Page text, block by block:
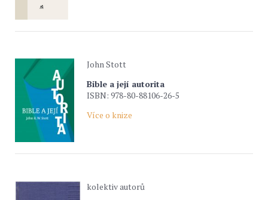
John Stott
Bible a její autorita
ISBN: 978-80-88106-26-5
Více o knize
kolektiv autorů